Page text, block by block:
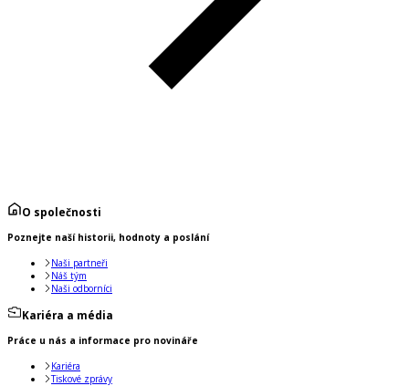
O společnosti
Poznejte naší historii, hodnoty a poslání
Naši partneři
Náš tým
Naši odborníci
Kariéra a média
Práce u nás a informace pro novináře
Kariéra
Tiskové zprávy